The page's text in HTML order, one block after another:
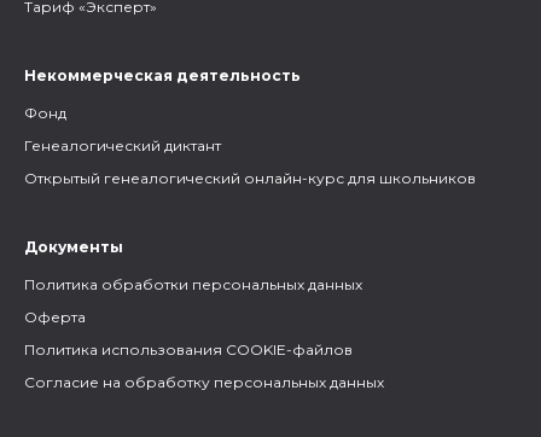
Тариф «Эксперт»
Некоммерческая деятельность
Фонд
Генеалогический диктант
Открытый генеалогический онлайн-курс для школьников
Документы
Политика обработки персональных данных
Оферта
Политика использования COOKIE-файлов
Согласие на обработку персональных данных